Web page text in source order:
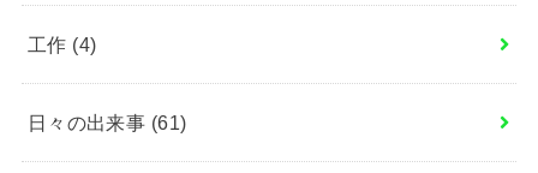
工作 (4)
日々の出来事 (61)